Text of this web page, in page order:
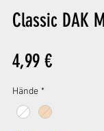
Classic DAK
4,99 €Preis
Hände *